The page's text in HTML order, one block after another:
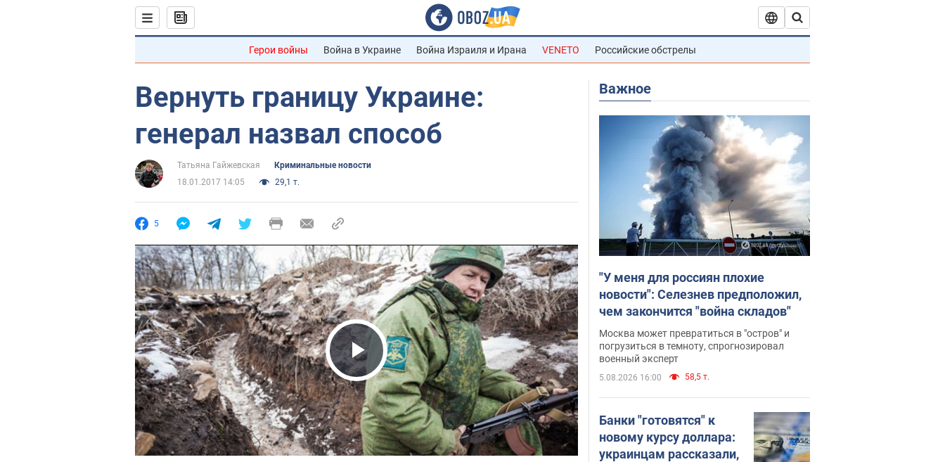
Герои войны Война в Украине Война Израиля и Ирана VENETO Российские обстрелы
Вернуть границу Украине:
генерал назвал способ
Татьяна Гайжевская
Криминальные новости
18.01.2017 14:05
29,1 т.
5
Play Video
Важное
"У меня для россиян плохие
новости": Селезнев предположил,
чем закончится "война складов"
Москва может превратиться в "остров" и
погрузиться в темноту, спрогнозировал
военный эксперт
5.08.2026 16:00 58,5 т.
Банки "готовятся" к
новому курсу доллара:
украинцам рассказали,